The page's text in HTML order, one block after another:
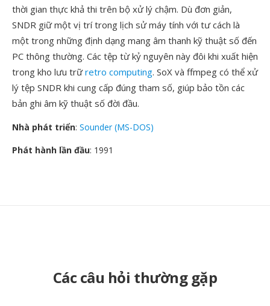
thời gian thực khả thi trên bộ xử lý chậm. Dù đơn giản,
SNDR giữ một vị trí trong lịch sử máy tính với tư cách là
một trong những định dạng mang âm thanh kỹ thuật số đến
PC thông thường. Các tệp từ kỷ nguyên này đôi khi xuất hiện
trong kho lưu trữretro computing. SoX và ffmpeg có thể xử
lý tệp SNDR khi cung cấp đúng tham số, giúp bảo tồn các
bản ghi âm kỹ thuật số đời đầu.
Nhà phát triển: Sounder (MS-DOS)
Phát hành lần đầu: 1991
Các câu hỏi thường gặp